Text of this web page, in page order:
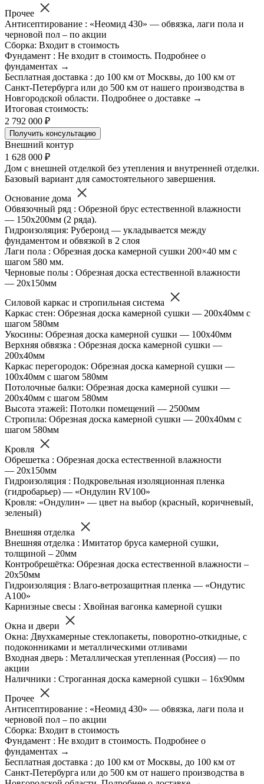
Прочее
Антисептирование : «Неомид 430» — обвязка, лаги пола и
черновой пол – по акции
Сборка: Входит в стоимость
Фундамент : Не входит в стоимость. Подробнее о
фундаментах →
Бесплатная доставка : до 100 км от Москвы, до 100 км от
Санкт-Петербурга или до 500 км от нашего производства в
Новгородской области. Подробнее о доставке →
Итоговая стоимость:
2 792 000 ₽
Получить консультацию
Внешний контур
1 628 000 ₽
Дом с внешней отделкой без утепления и внутренней отделки.
Базовый вариант для самостоятельного завершения.
Основание дома
Обвязочный ряд : Обрезной брус естественной влажности
— 150х200мм (2 ряда).
Гидроизоляция: Рубероид — укладывается между
фундаментом и обвязкой в 2 слоя
Лаги пола : Обрезная доска камерной сушки 200×40 мм с
шагом 580 мм.
Черновые полы : Обрезная доска естественной влажности
— 20х150мм
Силовой каркас и стропильная система
Каркас стен: Обрезная доска камерной сушки — 200х40мм с
шагом 580мм
Укосины: Обрезная доска камерной сушки — 100х40мм
Верхняя обвязка : Обрезная доска камерной сушки —
200х40мм
Каркас перегородок: Обрезная доска камерной сушки —
100х40мм с шагом 580мм
Потолочные балки: Обрезная доска камерной сушки —
200х40мм с шагом 580мм
Высота этажей: Потолки помещений — 2500мм
Стропила: Обрезная доска камерной сушки — 200х40мм с
шагом 580мм
Кровля
Обрешетка : Обрезная доска естественной влажности
— 20х150мм
Гидроизоляция : Подкровельная изоляционная пленка
(гидробарьер) — «Ондулин RV100»
Кровля: «Ондулин» — цвет на выбор (красный, коричневый,
зеленый)
Внешняя отделка
Внешняя отделка : Имитатор бруса камерной сушки,
толщиной – 20мм
Контробрешётка: Обрезная доска естественной влажности –
20х50мм
Гидроизоляция : Влаго-ветрозащитная пленка — «Ондутис
А100»
Карнизные свесы : Хвойная вагонка камерной сушки
Окна и двери
Окна: Двухкамерные стеклопакеты, поворотно-откидные, с
подоконниками и металлическими отливами
Входная дверь : Металлическая утепленная (Россия) — по
акции
Наличники : Строганная доска камерной сушки – 16х90мм
Прочее
Антисептирование : «Неомид 430» — обвязка, лаги пола и
черновой пол – по акции
Сборка: Входит в стоимость
Фундамент : Не входит в стоимость. Подробнее о
фундаментах →
Бесплатная доставка : до 100 км от Москвы, до 100 км от
Санкт-Петербурга или до 500 км от нашего производства в